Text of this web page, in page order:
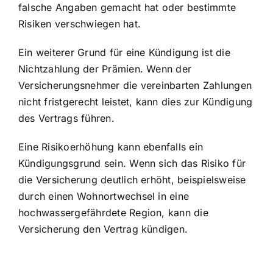
falsche Angaben gemacht hat oder bestimmte
Risiken verschwiegen hat.
Ein weiterer Grund für eine Kündigung ist die
Nichtzahlung der Prämien. Wenn der
Versicherungsnehmer die vereinbarten Zahlungen
nicht fristgerecht leistet, kann dies zur Kündigung
des Vertrags führen.
Eine Risikoerhöhung kann ebenfalls ein
Kündigungsgrund sein. Wenn sich das Risiko für
die Versicherung deutlich erhöht, beispielsweise
durch einen Wohnortwechsel in eine
hochwassergefährdete Region, kann die
Versicherung den Vertrag kündigen.